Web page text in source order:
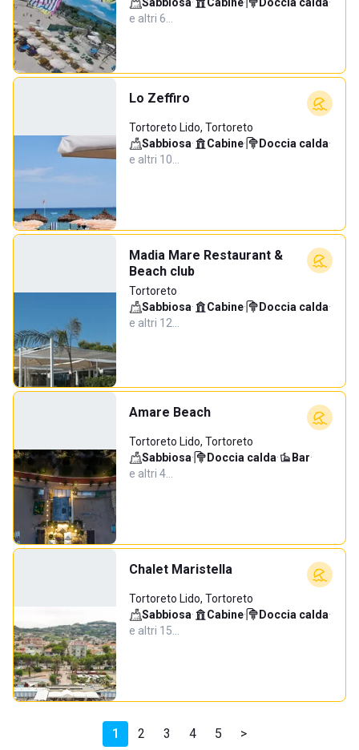
e altri 6…
Lo Zeffiro
Tortoreto Lido, Tortoreto
Sabbiosa· Cabine· Doccia calda·
e altri 10…
Madia Mare Restaurant &
Beach club
Tortoreto
Sabbiosa· Cabine· Doccia calda·
e altri 12…
Amare Beach
Tortoreto Lido, Tortoreto
Sabbiosa· Doccia calda· Bar·
e altri 4…
Chalet Maristella
Tortoreto Lido, Tortoreto
Sabbiosa· Cabine· Doccia calda·
e altri 15…
1 2 3 4 5 >